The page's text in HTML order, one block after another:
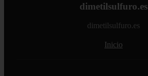
dimetilsulfuro.es
dimetilsulfuro.es
Inicio